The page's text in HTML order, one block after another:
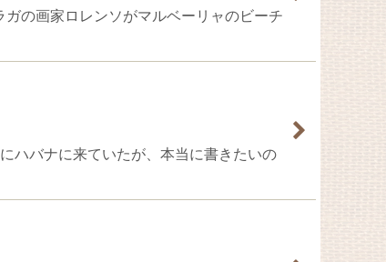
の画家ロレンソがマルベーリャのビーチ
ハバナに来ていたが、本当に書きたいの